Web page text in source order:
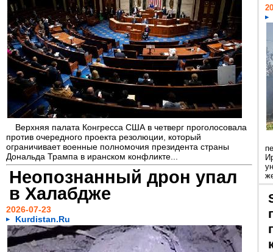
Верхняя палата Конгресса США в четверг проголосовала
против очередного проекта резолюции, который
ограничивает военные полномочия президента страны
Дональда Трампа в иранском конфликте...
Неопознанный дрон упал
в Халабдже
2026-07-23
Kurdistan.Ru